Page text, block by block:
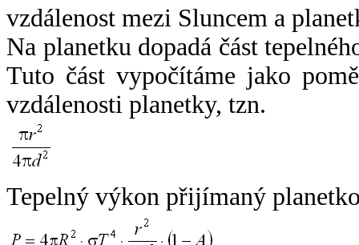
vzdálenost mezi Sluncem a
Na planetku dopadá část
Tuto část vypočítáme jako
vzdálenosti planetky, tzn.
Tepelný výkon přijímaný